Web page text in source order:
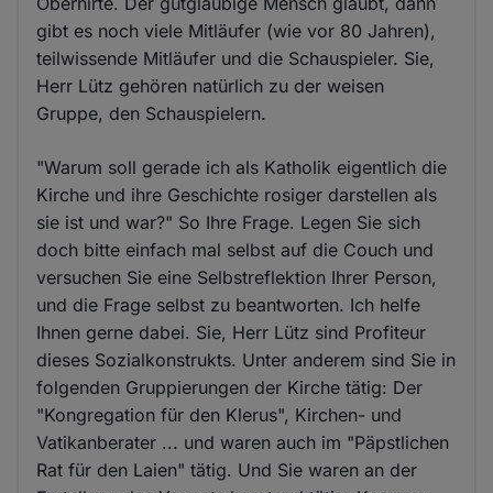
gibt es noch viele Mitläufer (wie vor 80 Jahren),
teilwissende Mitläufer und die Schauspieler. Sie,
Herr Lütz gehören natürlich zu der weisen
Gruppe, den Schauspielern.
"Warum soll gerade ich als Katholik eigentlich die
Kirche und ihre Geschichte rosiger darstellen als
sie ist und war?" So Ihre Frage. Legen Sie sich
doch bitte einfach mal selbst auf die Couch und
versuchen Sie eine Selbstreflektion Ihrer Person,
und die Frage selbst zu beantworten. Ich helfe
Ihnen gerne dabei. Sie, Herr Lütz sind Profiteur
dieses Sozialkonstrukts. Unter anderem sind Sie in
folgenden Gruppierungen der Kirche tätig: Der
"Kongregation für den Klerus", Kirchen- und
Vatikanberater ... und waren auch im "Päpstlichen
Rat für den Laien" tätig. Und Sie waren an der